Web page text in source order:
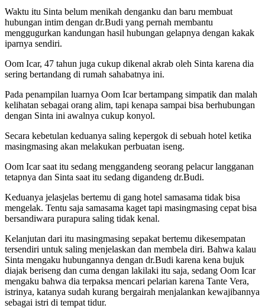
Waktu itu Sinta belum menikah denganku dan baru membuat
hubungan intim dengan dr.Budi yang pernah membantu
menggugurkan kandungan hasil hubungan gelapnya dengan kakak
iparnya sendiri.
Oom Icar, 47 tahun juga cukup dikenal akrab oleh Sinta karena dia
sering bertandang di rumah sahabatnya ini.
Pada penampilan luarnya Oom Icar bertampang simpatik dan malah
kelihatan sebagai orang alim, tapi kenapa sampai bisa berhubungan
dengan Sinta ini awalnya cukup konyol.
Secara kebetulan keduanya saling kepergok di sebuah hotel ketika
masingmasing akan melakukan perbuatan iseng.
Oom Icar saat itu sedang menggandeng seorang pelacur langganan
tetapnya dan Sinta saat itu sedang digandeng dr.Budi.
Keduanya jelasjelas bertemu di gang hotel samasama tidak bisa
mengelak. Tentu saja samasama kaget tapi masingmasing cepat bisa
bersandiwara purapura saling tidak kenal.
Kelanjutan dari itu masingmasing sepakat bertemu dikesempatan
tersendiri untuk saling menjelaskan dan membela diri. Bahwa kalau
Sinta mengaku hubungannya dengan dr.Budi karena kena bujuk
diajak beriseng dan cuma dengan lakilaki itu saja, sedang Oom Icar
mengaku bahwa dia terpaksa mencari pelarian karena Tante Vera,
istrinya, katanya sudah kurang bergairah menjalankan kewajibannya
sebagai istri di tempat tidur.